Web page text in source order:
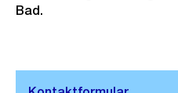
Bad.